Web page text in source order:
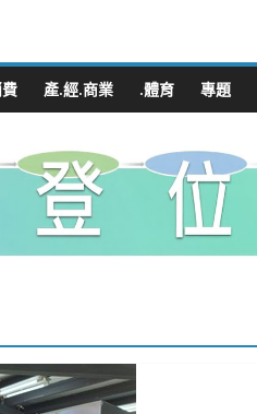
貴嬋現代
產.經.商業 .體育 專題